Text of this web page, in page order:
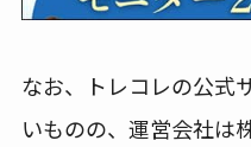
なお、トレコレの公式
いものの、運営会社は